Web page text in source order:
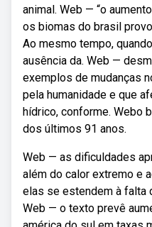
animal. Web — “o
os biomas do brasil
Ao mesmo tempo,
ausência da. Web —
exemplos de mudanças
pela humanidade e que
hídrico, conforme. Webo
dos últimos 91 anos.
Web — as dificuldades
além do calor extremo e
elas se estendem à falta
Web — o texto prevê